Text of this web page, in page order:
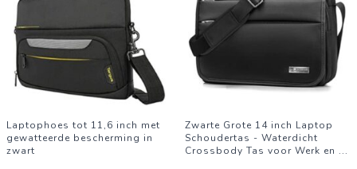
Laptophoes tot 11,6 inch met
gewatteerde bescherming in
zwart
Zwarte Grote 14 inch Laptop
Schoudertas - Waterdicht
Crossbody Tas voor Werk en ...